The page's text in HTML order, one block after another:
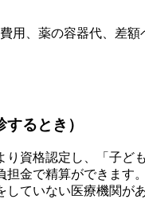
用、薬の容器代、差額
るとき）
資格認定し、「子ど
金で精算ができます。
ていない医療機関が